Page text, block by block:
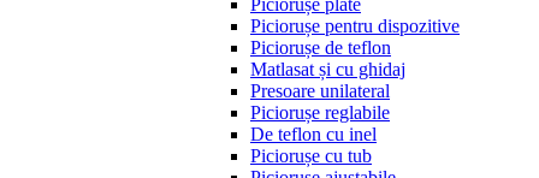
Piciorușe plate
Piciorușe pentru dispozitive
Piciorușe de teflon
Matlasat și cu ghidaj
Presoare unilateral
Piciorușe reglabile
De teflon cu inel
Piciorușe cu tub